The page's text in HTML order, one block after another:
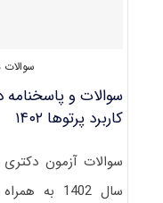
سوالات
سوالات و
کاربرد پرتوها ۱۴۰۲
سوالات آزمون
سال 1402